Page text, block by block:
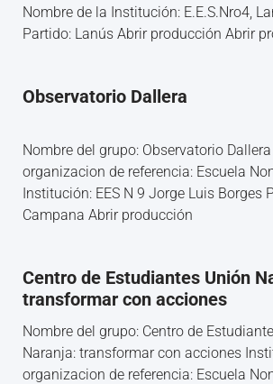
Nombre de la Institución: E.E.S.Nro4,
Partido: Lanús Abrir producción Abrir
Observatorio Dallera
Nombre del grupo: Observatorio
organizacion de referencia: Escuela
Institución: EES N 9 Jorge Luis Borges
Campana Abrir producción
Centro de Estudiantes Unión
transformar con acciones
Nombre del grupo: Centro de
Naranja: transformar con acciones
organizacion de referencia: Escuela